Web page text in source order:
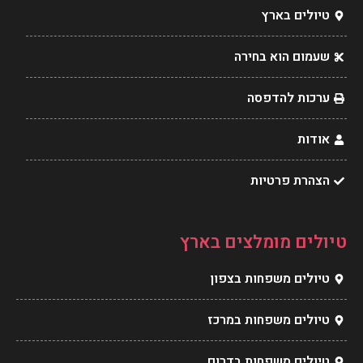
o
k
r
a
m
e
t
p טיולים בארץ
שעמום הוא בחירה
ערכות להדפסה
אודות
הצהרת פרטיות
טיולים מומלצים בארץ
טיולים משפחות בצפון
טיולים משפחות במרכז